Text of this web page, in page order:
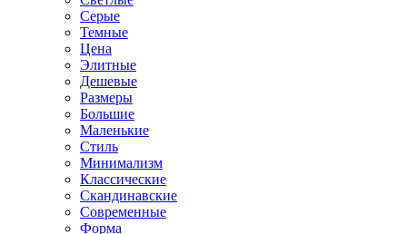
Серые
Темные
Цена
Элитные
Дешевые
Размеры
Большие
Маленькие
Стиль
Минимализм
Классические
Скандинавские
Современные
Форма